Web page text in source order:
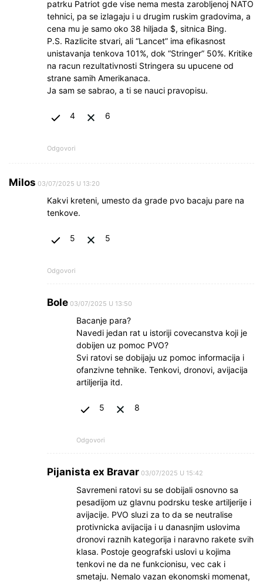
patrku Patriot gde vise nema mesta zarobljenoj NATO
tehnici, pa se izlagaju i u drugim ruskim gradovima, a
cena mu je samo oko 38 hiljada $, sitnica Bing.
P.S. Razlicite stvari, ali “Lancet” ima efikasnost
unistavanja tenkova 101%, dok “Stringer” 50%. Kritike
na racun rezultativnosti Stringera su upucene od
strane samih Amerikanaca.
Ja sam se sabrao, a ti se nauci pravopisu.
4 6
Odgovori
Milos 03/07/2025 U 13:20
Kakvi kreteni, umesto da grade pvo bacaju pare na
tenkove.
5 5
Odgovori
Bole 03/07/2025 U 13:50
Bacanje para?
Navedi jedan rat u istoriji covecanstva koji je
dobijen uz pomoc PVO?
Svi ratovi se dobijaju uz pomoc informacija i
ofanzivne tehnike. Tenkovi, dronovi, avijacija
artiljerija itd.
5 8
Odgovori
Pijanista ex Bravar 03/07/2025 U 15:42
Savremeni ratovi su se dobijali osnovno sa
pesadijom uz glavnu podrsku teske artiljerije i
avijacije. PVO sluzi za to da se neutralise
protivnicka avijacija i u danasnjim uslovima
dronovi raznih kategorija i naravno rakete svih
klasa. Postoje geografski uslovi u kojima
tenkovi ne da ne funkcionisu, vec cak i
smetaju. Nemalo vazan ekonomski momenat,